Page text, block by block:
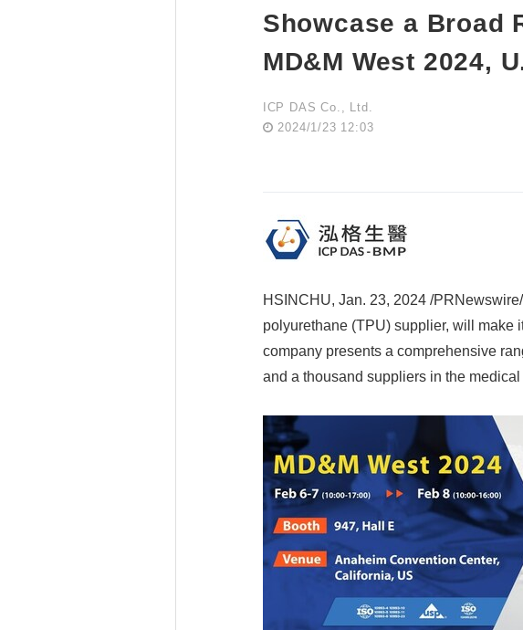
Showcase a Broad
MD&M West 2024,
ICP DAS Co., Ltd.
2024/1/23 12:03
HSINCHU, Jan. 23, 2024 /
polyurethane (TPU) supplier, will make
company presents a comprehensive
and a thousand suppliers in the medical